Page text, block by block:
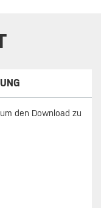
den Download zu